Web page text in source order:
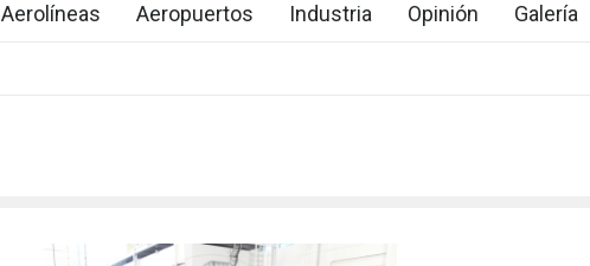
Aerolíneas Aeropuertos Industria Opinión Galería